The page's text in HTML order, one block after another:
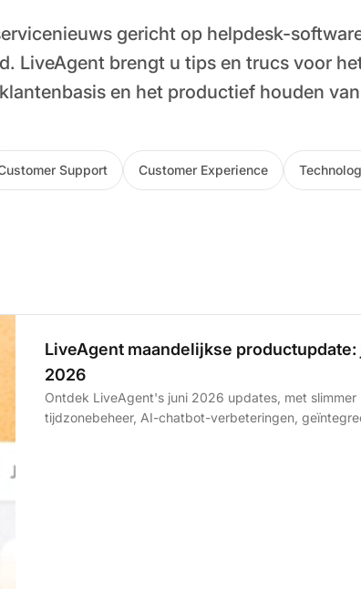
gericht op helpdesk-
LiveAgent brengt u tips en trucs voor
en het productief houden
Support Customer Experience
LiveAgent maandelijkse productupdate:
2026
Ontdek LiveAgent's juni 2026 updates, met slimmer
tijdzonebeheer, AI-chatbot-verbeteringen,